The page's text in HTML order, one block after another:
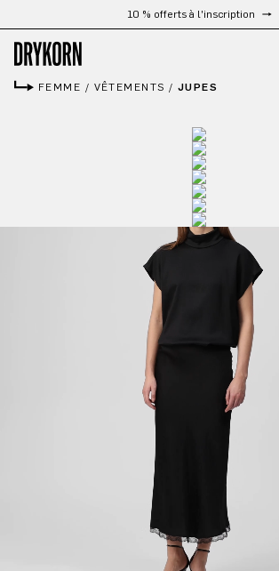
Passer au contenu principal
Livraison gratuite à partir de 300 €
FEMME / VÊTEMENTS / JUPES